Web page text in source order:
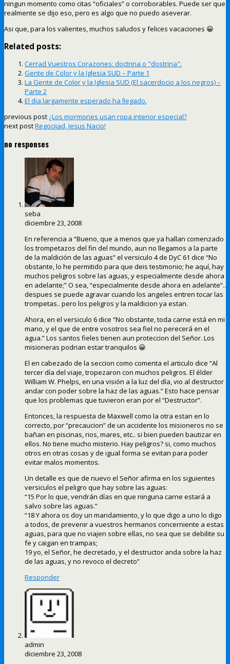
ningun momento como citas “oficiales” o corroborables. Puede ser que
realmente se dijo eso, pero es algo que no puedo aseverar.
Asi que, para los valientes, muchos saludos y felices vacaciones 😀
Related posts:
Cerrad Vuestros Corazones: doctrina o "dostrina".
Gente de Color y la Iglesia SUD – Parte 1
La Gente de Color y la Iglesia SUD (El sacerdocio a los negros) –
Parte 2
El dia largamente esperado ha llegado.
previous post ¿Los mormones usan ropa interior especial?
next postRegocijad, Jesus Nacio!
no responses
seba
diciembre 23, 2008
En referencia a “Bueno, que a menos que ya hallan comenzado
los trompetazos del fin del mundo, aun no llegamos a la parte
de la maldición de las aguas” el versiculo 4 de DyC 61 dice “No
obstante, lo he permitido para que deis testimonio; he aquí, hay
muchos peligros sobre las aguas, y especialmente desde ahora
en adelante;” O sea, “especialmente desde ahora en adelante”..
despues se puede agravar cuando los angeles entren tocar las
trompetas.. pero los peligros y la maldicion ya estan.
Ahora, en el versiculo 6 dice “No obstante, toda carne está en mi
mano, y el que de entre vosotros sea fiel no perecerá en el
agua.” Los santos fieles tienen aun proteccion del Señor. Los
misioneras podrian estar tranquilos 😀
El en cabezado de la seccion como comenta el articulo dice “Al
tercer día del viaje, tropezaron con muchos peligros. El élder
William W. Phelps, en una visión a la luz del día, vio al destructor
andar con poder sobre la haz de las aguas.” Esto hace pensar
que los problemas que tuvieron eran por el “Destructor”.
Entonces, la respuesta de Maxwell como la otra estan en lo
correcto, por “precaucion” de un accidente los misioneros no se
bañan en piscinas, rios, mares, etc.. si bien pueden bautizar en
ellos. No tiene mucho misterio. Hay peligros? si, como muchos
otros en otras cosas y de igual forma se evitan para poder
evitar malos momentos.
Un detalle es que de nuevo el Señor afirma en los siguientes
versiculos el peligro que hay sobre las aguas:
“15 Por lo que, vendrán días en que ninguna carne estará a
salvo sobre las aguas.”
“18 Y ahora os doy un mandamiento, y lo que digo a uno lo digo
a todos, de prevenir a vuestros hermanos concerniente a estas
aguas, para que no viajen sobre ellas, no sea que se debilite su
fe y caigan en trampas;
19 yo, el Señor, he decretado, y el destructor anda sobre la haz
de las aguas, y no revoco el decreto”
Responder
admin
diciembre 23, 2008